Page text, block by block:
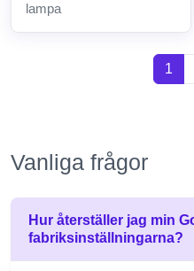
lampa
1
Vanliga frågor
Hur återställer jag min
fabriksinställningarna?